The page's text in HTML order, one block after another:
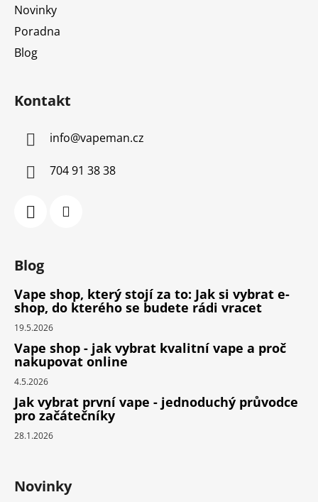
Novinky
Poradna
Blog
Kontakt
info@vapeman.cz
704 91 38 38
Blog
Vape shop, který stojí za to: Jak si vybrat e-
shop, do kterého se budete rádi vracet
19.5.2026
Vape shop - jak vybrat kvalitní vape a proč
nakupovat online
4.5.2026
Jak vybrat první vape - jednoduchý průvodce
pro začátečníky
28.1.2026
Novinky